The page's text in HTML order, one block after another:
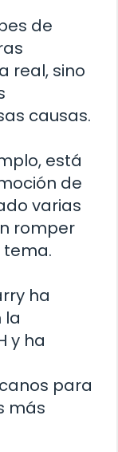
de
real, sino
causas.
está
de
varias
romper
tema.
ha
la
y ha
para
más